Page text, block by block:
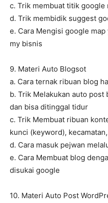
c. Trik membuat titik google
d. Trik membidik suggest
e. Cara Mengisi google
my bisnis
9. Materi Auto Blogsot
a. Cara ternak ribuan blog
b. Trik Melakukan auto post
dan bisa ditinggal tidur
c. Trik Membuat ribuan
kunci (keyword),
d. Cara masuk pejwan
e. Cara Membuat blog
disukai google
10. Materi Auto Post